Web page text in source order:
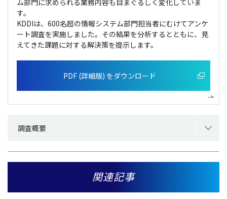
す。
KDDIは、600名超の情報システム部門担当者にむけてアンケ
ート調査を実施しました。その結果を分析するとともに、見
えてきた課題に対する解決策を提示します。
PDF (詳細版) をダウンロード
調査概要
関連記事